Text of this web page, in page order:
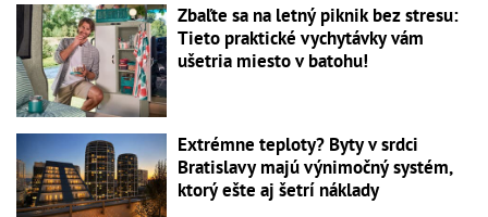
Zbaľte sa na letný piknik bez stresu:
Tieto praktické vychytávky vám
ušetria miesto v batohu!
Extrémne teploty? Byty v srdci
Bratislavy majú výnimočný systém,
ktorý ešte aj šetrí náklady